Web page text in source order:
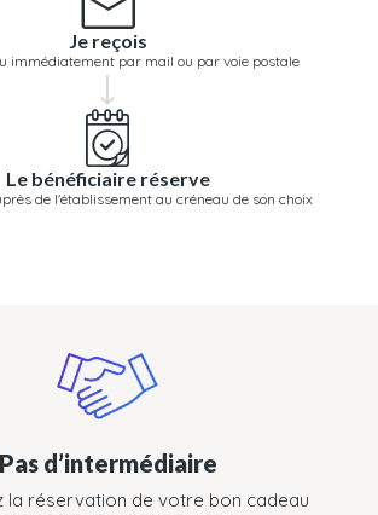
Je reçois
immédiatement par mail ou par voie postale
Le bénéficiaire réserve
de l'établissement au créneau de son choix
Pas d’intermédiaire
la réservation de votre bon cadeau